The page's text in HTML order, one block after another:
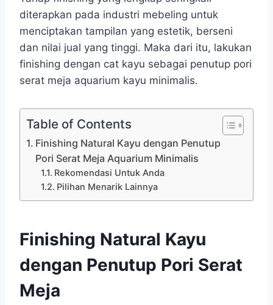
diterapkan pada industri mebeling untuk
menciptakan tampilan yang estetik, berseni
dan nilai jual yang tinggi. Maka dari itu, lakukan
finishing dengan cat kayu sebagai penutup pori
serat meja aquarium kayu minimalis.
Table of Contents
Finishing Natural Kayu dengan Penutup
Pori Serat Meja Aquarium Minimalis
Rekomendasi Untuk Anda
Pilihan Menarik Lainnya
Finishing Natural Kayu
dengan Penutup Pori Serat
Meja